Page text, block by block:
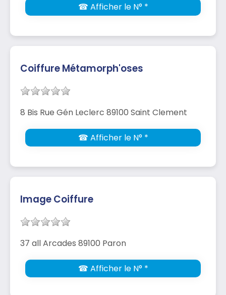
☎ Afficher le N° *
Coiffure Métamorph'oses
8 Bis Rue Gén Leclerc 89100 Saint Clement
☎ Afficher le N° *
Image Coiffure
37 all Arcades 89100 Paron
☎ Afficher le N° *